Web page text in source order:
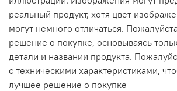
реальный продукт, хотя цвет
могут немного отличаться.
решение о покупке, основываясь
детали и названии продукта.
с техническими характеристиками,
лучшее решение о покупке